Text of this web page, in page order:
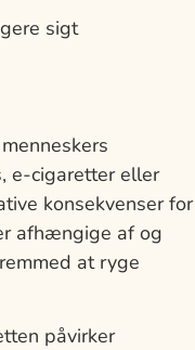
sigt
e-cigaretter eller
konsekvenser for
afhængige af og
at ryge
påvirker